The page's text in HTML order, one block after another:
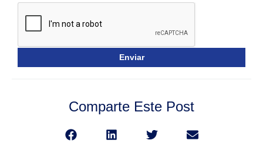
Comparte Este Post